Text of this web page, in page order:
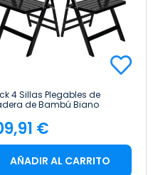
4 Sillas Plegables de
de Bambú Biano
€
AÑADIR AL CARRITO